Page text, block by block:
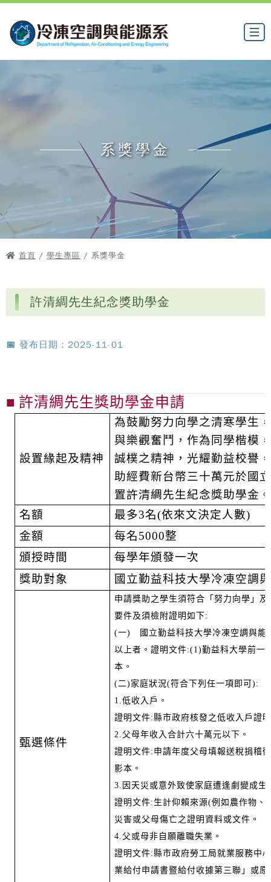
系獎學金
首頁 / 學生專區 / 系獎學金
許清綢先生紀念獎助學金
📅 發布日期：2025-11-01
■ 許清綢先生獎助學金申請
設置緣起及精神
為鼓勵努力向學之清寒學生
與樂觀奮鬥，作為同學楷模
誠樸之精神，光耀勤益校譽
助經費新台幣三十萬元於國
置許清綢先生紀念獎助學金
名額
最多3名(依來文決定人數)
金額
每名5000整
頒授時間
每學年頒發一次
獎助對象
國立勤益科技大學冷凍空調
甄選條件
申請獎助之學生須符合「努力向學」
要件及須檢附證明如下 :
(一)
國立勤益科技大學冷凍空調與
以上者。證明文件:(1) 勤益科大學前一
本。
(二) 家庭狀況(符合下列任一項即可):
1.低收入戶。
證明文件:縣市政府核發之低收入戶證
2. 父母年收入合計六十萬元以下。
證明文件: 申請年度父母填報送稅捐稽
影本。
3. 因天災或意外致使家庭遭逢劇變成生
證明文件: 生計仰賴來源(例如農作物、
災害或父母傷亡之證明資料或文件。
4. 父或母非自願離職失業。
證明文件:縣市政府勞工局就業服務中
業給付申請書暨給付收據第三聯」或